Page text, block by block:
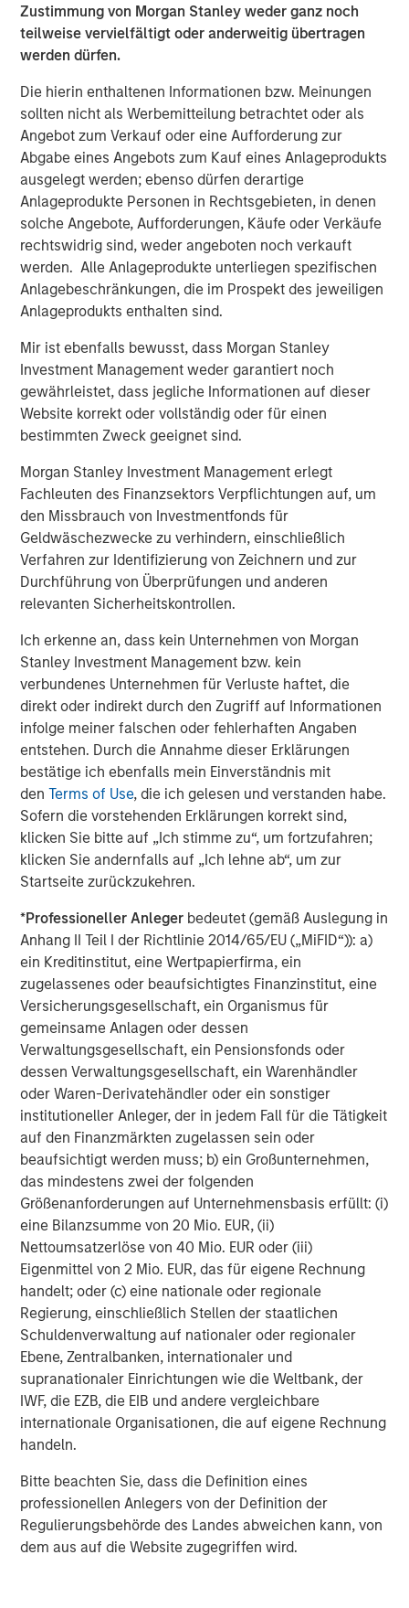
Zustimmung von Morgan Stanley weder ganz noch
teilweise vervielfältigt oder anderweitig übertragen
werden dürfen.
Die hierin enthaltenen Informationen bzw. Meinungen
sollten nicht als Werbemitteilung betrachtet oder als
Angebot zum Verkauf oder eine Aufforderung zur
Abgabe eines Angebots zum Kauf eines Anlageprodukts
ausgelegt werden; ebenso dürfen derartige
Anlageprodukte Personen in Rechtsgebieten, in denen
solche Angebote, Aufforderungen, Käufe oder Verkäufe
rechtswidrig sind, weder angeboten noch verkauft
werden. Alle Anlageprodukte unterliegen spezifischen
Anlagebeschränkungen, die im Prospekt des jeweiligen
Anlageprodukts enthalten sind.
Mir ist ebenfalls bewusst, dass Morgan Stanley
Investment Management weder garantiert noch
gewährleistet, dass jegliche Informationen auf dieser
Website korrekt oder vollständig oder für einen
bestimmten Zweck geeignet sind.
Morgan Stanley Investment Management erlegt
Fachleuten des Finanzsektors Verpflichtungen auf, um
den Missbrauch von Investmentfonds für
Geldwäschezwecke zu verhindern, einschließlich
Verfahren zur Identifizierung von Zeichnern und zur
Durchführung von Überprüfungen und anderen
relevanten Sicherheitskontrollen.
Ich erkenne an, dass kein Unternehmen von Morgan
Stanley Investment Management bzw. kein
verbundenes Unternehmen für Verluste haftet, die
direkt oder indirekt durch den Zugriff auf Informationen
infolge meiner falschen oder fehlerhaften Angaben
entstehen. Durch die Annahme dieser Erklärungen
bestätige ich ebenfalls mein Einverständnis mit
denTerms of Use, die ich gelesen und verstanden habe.
Sofern die vorstehenden Erklärungen korrekt sind,
klicken Sie bitte auf „Ich stimme zu“, um fortzufahren;
klicken Sie andernfalls auf „Ich lehne ab“, um zur
Startseite zurückzukehren.
*Professioneller Anleger bedeutet (gemäß Auslegung in
Anhang II Teil I der Richtlinie 2014/65/EU („MiFID“)): a)
ein Kreditinstitut, eine Wertpapierfirma, ein
zugelassenes oder beaufsichtigtes Finanzinstitut, eine
Versicherungsgesellschaft, ein Organismus für
gemeinsame Anlagen oder dessen
Verwaltungsgesellschaft, ein Pensionsfonds oder
dessen Verwaltungsgesellschaft, ein Warenhändler
oder Waren-Derivatehändler oder ein sonstiger
institutioneller Anleger, der in jedem Fall für die Tätigkeit
auf den Finanzmärkten zugelassen sein oder
beaufsichtigt werden muss; b) ein Großunternehmen,
das mindestens zwei der folgenden
Größenanforderungen auf Unternehmensbasis erfüllt: (i)
eine Bilanzsumme von 20 Mio. EUR, (ii)
Nettoumsatzerlöse von 40 Mio. EUR oder (iii)
Eigenmittel von 2 Mio. EUR, das für eigene Rechnung
handelt; oder (c) eine nationale oder regionale
Regierung, einschließlich Stellen der staatlichen
Schuldenverwaltung auf nationaler oder regionaler
Ebene, Zentralbanken, internationaler und
supranationaler Einrichtungen wie die Weltbank, der
IWF, die EZB, die EIB und andere vergleichbare
internationale Organisationen, die auf eigene Rechnung
handeln.
Bitte beachten Sie, dass die Definition eines
professionellen Anlegers von der Definition der
Regulierungsbehörde des Landes abweichen kann, von
dem aus auf die Website zugegriffen wird.
PRESS RELEASE
FoodScience
PRESS RELEASE
Morgan Stanley Capital Partners Agrees to
Sell Sila Services
The Author
Aaron Sack
Managing Director
Vorgestellte Einblicke
ARTIKEL
The MSIM Quantitative Duration
Strategy Model: A Factor-Based
Quantitative Duration Strategy Model, one of the
proprietary tools the team uses to enhance their
investment process, as it helps provide structure
and rigour with identifying and processing
relevant and important data.
05-AUG-2026
DISCLOSURES
The statements above reflect the opinions and views of the
Morgan Stanley Alternative Investment Partners Private Markets
(“AIP Private Markets Team”) as of the date hereof and not as of
any future date and will not be updated or supplemented. All
forecasts are speculative, subject to change at any time and
may not come to pass due to economic and market conditions.
Information regarding expected market returns and market
outlooks is based on the research, analysis, and opinions of the
investment team of the AIP Private Markets Team. These
conclusions are speculative in nature, may not come to pass,
and are not intended to predict the future of any specific Morgan
Stanley investment.
Certain information contained herein constitutes forward-looking
statements, which can be identified by the use of forward-
looking terminology such as “may,” “will,” “should,” “expect,”
“anticipate,” “project,” “estimate,” “intend,” continue” or “believe”
or the negatives thereof or other variations thereon or other
comparable terminology. Due to various risks and uncertainties,